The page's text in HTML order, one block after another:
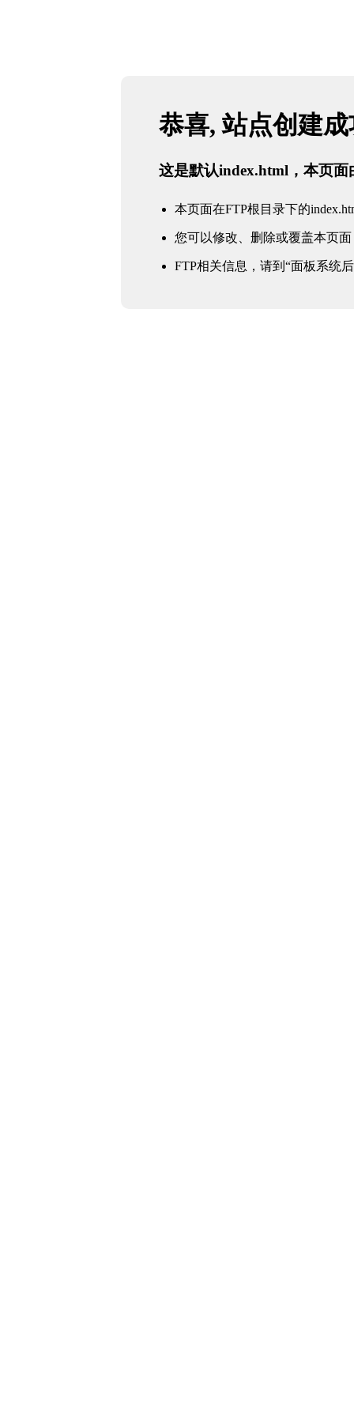
恭喜, 站点创建
这是默认index.html，本页面
本页面在FTP根目录下的
您可以修改、删除或覆盖本页面
FTP相关信息，请到“面板系统